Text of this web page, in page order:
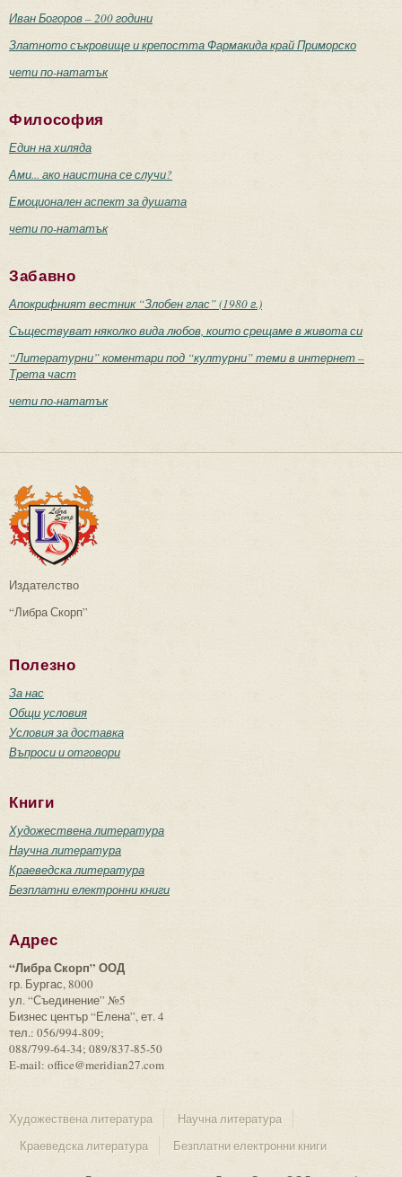
Иван Богоров – 200 години
Златното съкровище и крепостта Фармакида край Приморско
чети по-нататък
Философия
Един на хиляда
Ами... ако наистина се случи?
Емоционален аспект за душата
чети по-нататък
Забавно
Апокрифният вестник “Злобен глас” (1980 г.)
Съществуват няколко вида любов, които срещаме в живота си
“Литературни” коментари под “културни” теми в интернет –
Трета част
чети по-нататък
Издателство
“Либра Скорп”
Полезно
За нас
Общи условия
Условия за доставка
Въпроси и отговори
Книги
Художествена литература
Научна литература
Краеведска литература
Безплатни електронни книги
Адрес
“Либра Скорп” ООД
гр. Бургас, 8000
ул. “Съединение” №5
Бизнес център “Елена”, ет. 4
тел.: 056/994-809;
088/799-64-34; 089/837-85-50
E-mail: office@meridian27.com
Художествена литература
Научна литература
Краеведска литература
Безплатни електронни книги